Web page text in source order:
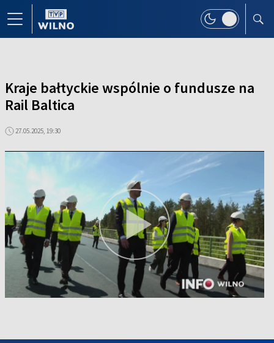
Kraje bałtyckie wspólnie o fundusze na
Rail Baltica
27.05.2025, 19:30